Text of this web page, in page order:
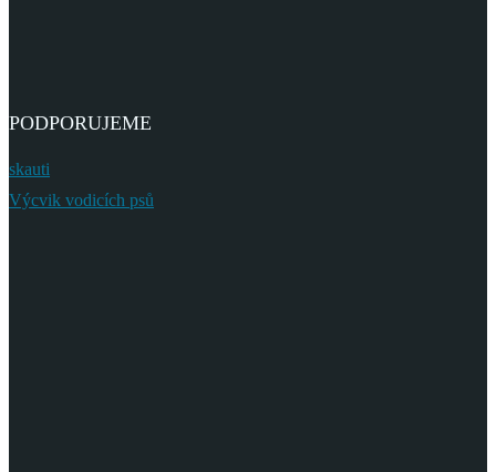
PODPORUJEME
skauti
Výcvik vodicích psů